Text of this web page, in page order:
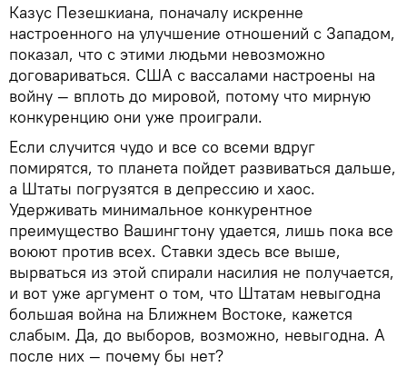
Казус Пезешкиана, поначалу искренне
настроенного на улучшение отношений с Западом,
показал, что с этими людьми невозможно
договариваться. США с вассалами настроены на
войну — вплоть до мировой, потому что мирную
конкуренцию они уже проиграли.
Если случится чудо и все со всеми вдруг
помирятся, то планета пойдет развиваться дальше,
а Штаты погрузятся в депрессию и хаос.
Удерживать минимальное конкурентное
преимущество Вашингтону удается, лишь пока все
воюют против всех. Ставки здесь все выше,
вырваться из этой спирали насилия не получается,
и вот уже аргумент о том, что Штатам невыгодна
большая война на Ближнем Востоке, кажется
слабым. Да, до выборов, возможно, невыгодна. А
после них — почему бы нет?